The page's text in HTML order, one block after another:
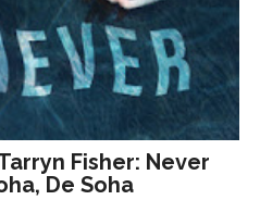
Fisher: Never
De Soha